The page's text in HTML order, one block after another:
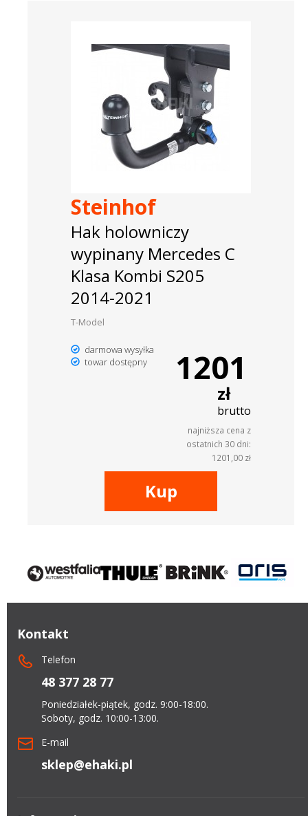
Steinhof
Hak holowniczy
wypinany Mercedes C
Klasa Kombi S205
2014-2021
T-Model
darmowa wysyłka
towar dostępny
1201
zł
brutto
najniższa cena z
ostatnich 30 dni:
1201,00 zł
Kup
Kontakt
Telefon
48 377 28 77
Poniedziałek-piątek, godz. 9:00-18:00.
Soboty, godz. 10:00-13:00.
E-mail
sklep@ehaki.pl